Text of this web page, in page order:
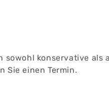
konservative als
Sie einen Termin.